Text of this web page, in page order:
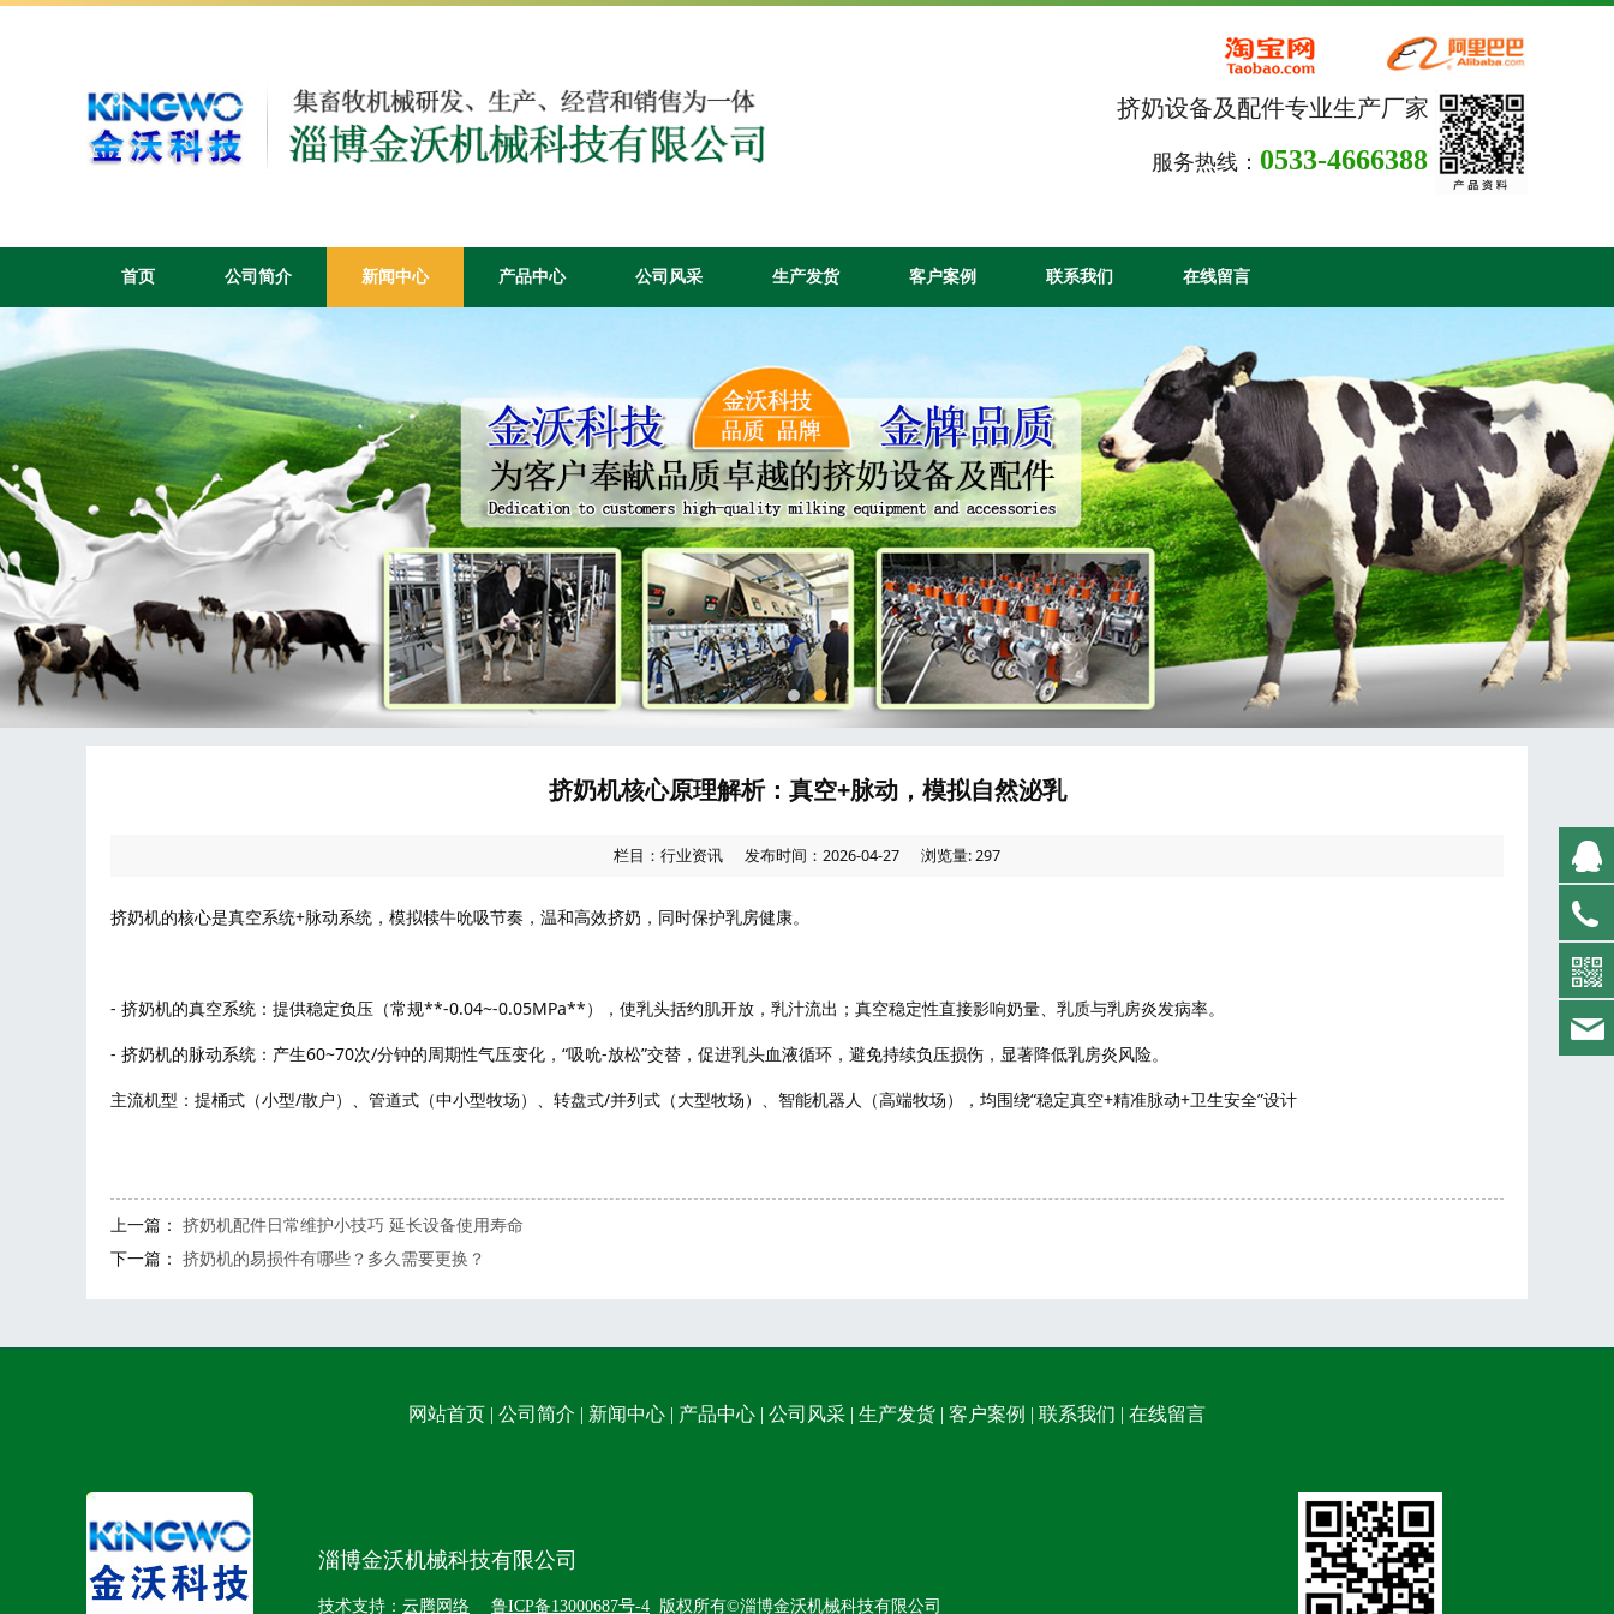
挤奶设备及配件专业生产厂家
服务热线： 0533-4666388
首页 公司简介 新闻中心 产品中心 公司风采 生产发货 客户案例 联系我们 在线留言
挤奶机核心原理解析：真空+脉动，模拟自然泌乳
栏目：行业资讯 发布时间：2026-04-27 浏览量: 297
挤奶机的核心是真空系统+脉动系统，模拟犊牛吮吸节奏，温和高效挤奶，同时保护乳房健康。
- 挤奶机的真空系统：提供稳定负压（常规**-0.04~-0.05MPa**），使乳头括约肌开放，乳汁流出；真空稳定性直接影响奶量、乳质与乳房炎发病率。
- 挤奶机的脉动系统：产生60~70次/分钟的周期性气压变化，“吸吮-放松”交替，促进乳头血液循环，避免持续负压损伤，显著降低乳房炎风险。
主流机型：提桶式（小型/散户）、管道式（中小型牧场）、转盘式/并列式（大型牧场）、智能机器人（高端牧场），均围绕“稳定真空+精准脉动+卫生安全”设计
上一篇： 挤奶机配件日常维护小技巧 延长设备使用寿命
下一篇： 挤奶机的易损件有哪些？多久需要更换？
网站首页 | 公司简介 | 新闻中心 | 产品中心 | 公司风采 | 生产发货 | 客户案例 | 联系我们 | 在线留言
淄博金沃机械科技有限公司
技术支持： 云腾网络 鲁ICP备13000687号-4 版权所有©淄博金沃机械科技有限公司